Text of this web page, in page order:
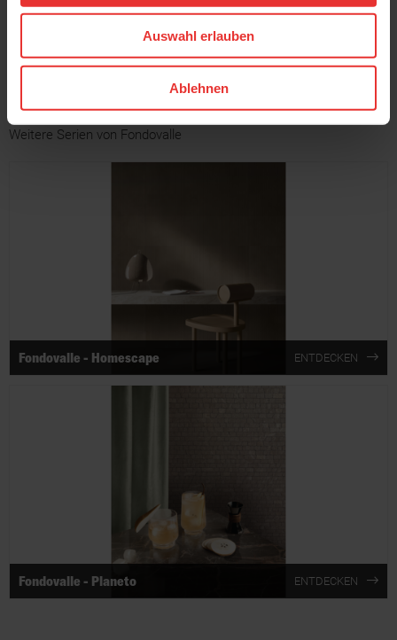
Auswahl erlauben
Ablehnen
Weitere Serien von Fondovalle
Fondovalle - Homescape ENTDECKEN
Fondovalle - Planeto ENTDECKEN